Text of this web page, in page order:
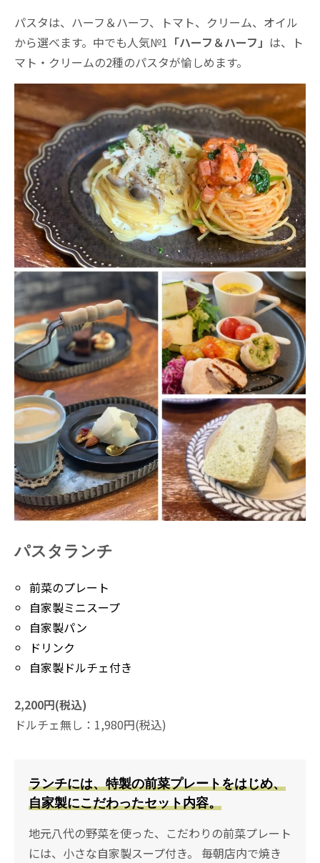
パスタは、ハーフ＆ハーフ、トマト、クリーム、オイル
から選べます。中でも人気№1 「ハーフ＆ハーフ」 は、ト
マト・クリームの2種のパスタが愉しめます。
パスタランチ
前菜のプレート
自家製ミニスープ
自家製パン
ドリンク
自家製ドルチェ付き
2,200円(税込)
ドルチェ無し：1,980円(税込)
ランチには、特製の前菜プレートをはじめ、
自家製にこだわったセット内容。
地元八代の野菜を使った、こだわりの前菜プレート
には、小さな自家製スープ付き。
毎朝店内で焼き